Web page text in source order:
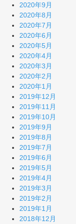
2020年9月
2020年8月
2020年7月
2020年6月
2020年5月
2020年4月
2020年3月
2020年2月
2020年1月
2019年12月
2019年11月
2019年10月
2019年9月
2019年8月
2019年7月
2019年6月
2019年5月
2019年4月
2019年3月
2019年2月
2019年1月
2018年12月